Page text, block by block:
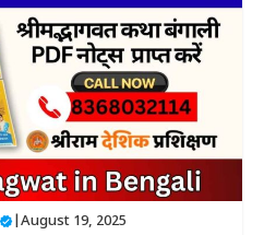
August 19, 2025